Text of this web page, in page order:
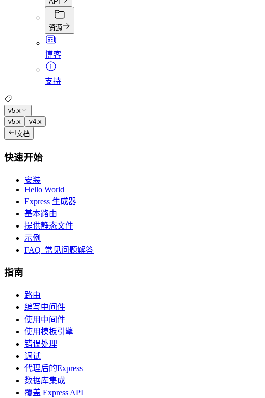
资源
博客
支持
v5.x
v5.x
v4.x
文档
快速开始
安装
Hello World
Express 生成器
基本路由
提供静态文件
示例
FAQ 常见问题解答
指南
路由
编写中间件
使用中间件
使用模板引擎
错误处理
调试
代理后的Express
数据库集成
覆盖 Express API